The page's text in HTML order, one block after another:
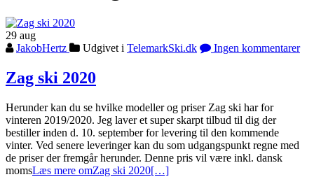
29 aug
JakobHertz
Udgivet i TelemarkSki.dk Ingen kommentarer
Zag ski 2020
Herunder kan du se hvilke modeller og priser Zag ski har for
vinteren 2019/2020. Jeg laver et super skarpt tilbud til dig der
bestiller inden d. 10. september for levering til den kommende
vinter. Ved senere leveringer kan du som udgangspunkt regne med
de priser der fremgår herunder. Denne pris vil være inkl. dansk
momsLæs mere omZag ski 2020[…]